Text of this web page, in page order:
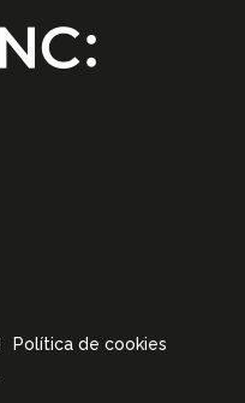
Política de cookies